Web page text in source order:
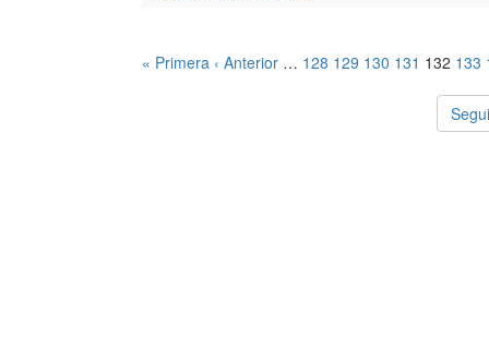
« Primera ‹ Anterior … 128 129 130 131 132 133